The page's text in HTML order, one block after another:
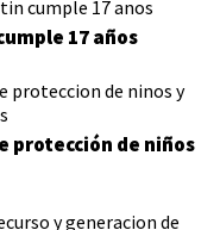
17 años
protección de niños